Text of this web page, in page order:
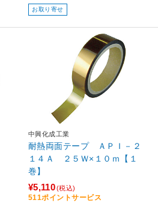
お取り寄せ
中興化成工業
耐熱両面テープ ＡＰＩ－２
１４Ａ ２５Ｗ×１０ｍ【１
巻】
¥5,110(税込)
511ポイントサービス